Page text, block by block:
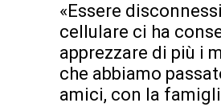
«Essere
cellulare ci ha
apprezzare di più i
che abbiamo
amici, con la